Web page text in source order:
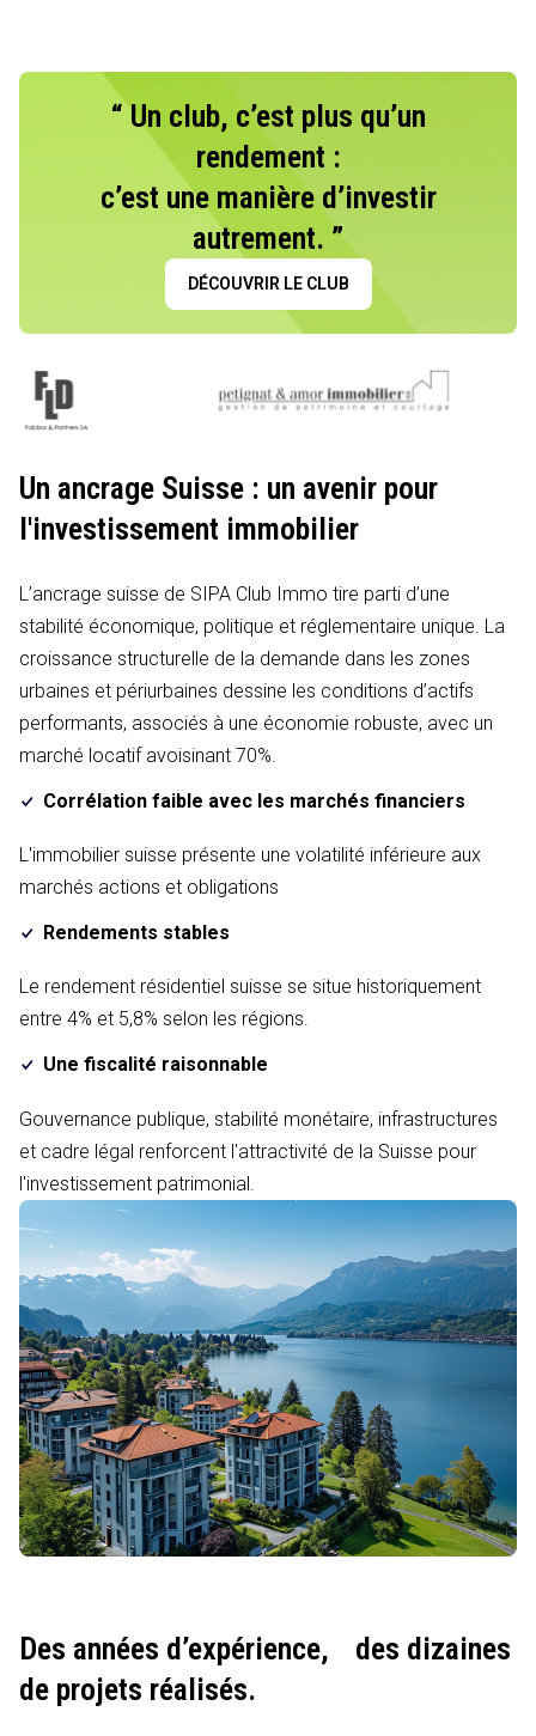
“ Un club, c’est plus qu’un
rendement :
c’est une manière d’investir
autrement. ”
DÉCOUVRIR LE CLUB
Un ancrage Suisse : un avenir pour
l'investissement immobilier
L’ancrage suisse de SIPA Club Immo tire parti d’une
stabilité économique, politique et réglementaire unique. La
croissance structurelle de la demande dans les zones
urbaines et périurbaines dessine les conditions d’actifs
performants, associés à une économie robuste, avec un
marché locatif avoisinant 70%.
Corrélation faible avec les marchés financiers
L'immobilier suisse présente une volatilité inférieure aux
marchés actions et obligations
Rendements stables
Le rendement résidentiel suisse se situe historiquement
entre 4% et 5,8% selon les régions.
Une fiscalité raisonnable
Gouvernance publique, stabilité monétaire, infrastructures
et cadre légal renforcent l'attractivité de la Suisse pour
l'investissement patrimonial.
Des années d’expérience,
des dizaines
de projets réalisés.